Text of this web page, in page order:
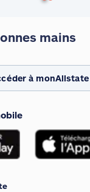
mains
à monAllstate